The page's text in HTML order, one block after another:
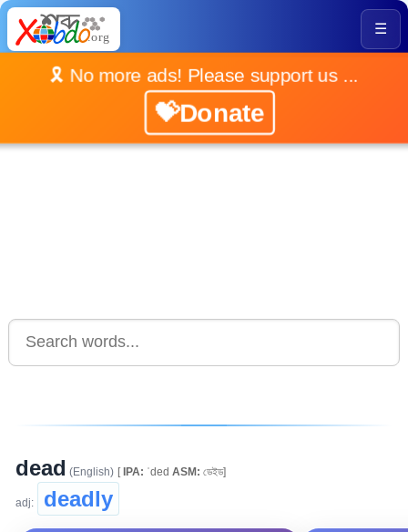
☰
🎗️ No more ads! Please support us ...
💝Donate
dead (English) [IPA: ˈded ASM: ডেইড]
adj: deadly